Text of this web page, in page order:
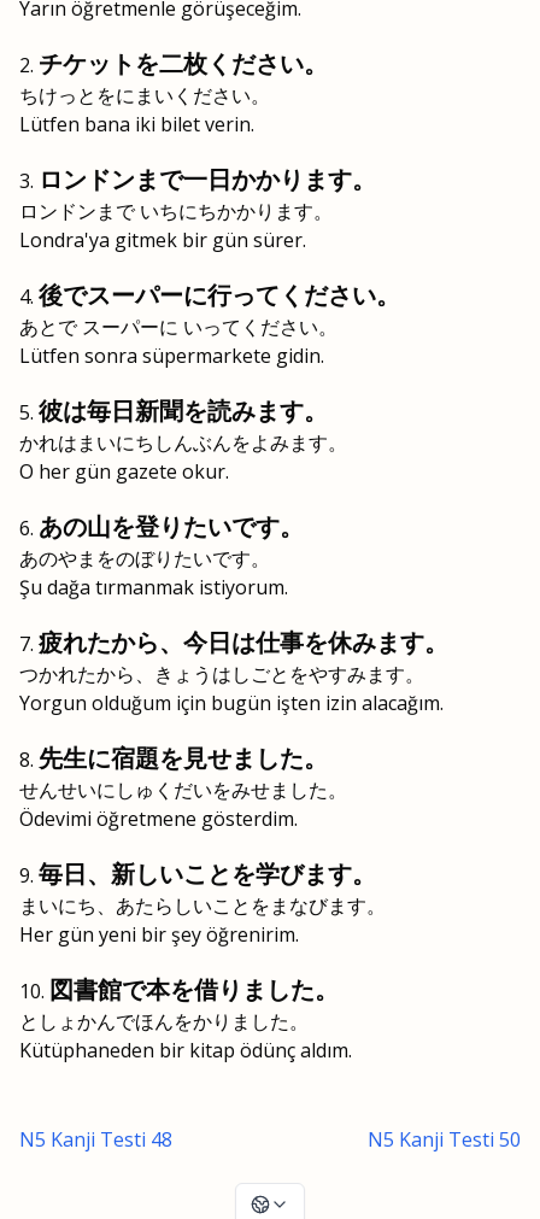
Yarın öğretmenle görüşeceğim.
チケットを二枚ください。
ちけっとをにまいください。
Lütfen bana iki bilet verin.
ロンドンまで一日かかります。
ロンドンまで いちにちかかります。
Londra'ya gitmek bir gün sürer.
後でスーパーに行ってください。
あとで スーパーに いってください。
Lütfen sonra süpermarkete gidin.
彼は毎日新聞を読みます。
かれはまいにちしんぶんをよみます。
O her gün gazete okur.
あの山を登りたいです。
あのやまをのぼりたいです。
Şu dağa tırmanmak istiyorum.
疲れたから、今日は仕事を休みます。
つかれたから、きょうはしごとをやすみます。
Yorgun olduğum için bugün işten izin alacağım.
先生に宿題を見せました。
せんせいにしゅくだいをみせました。
Ödevimi öğretmene gösterdim.
毎日、新しいことを学びます。
まいにち、あたらしいことをまなびます。
Her gün yeni bir şey öğrenirim.
図書館で本を借りました。
としょかんでほんをかりました。
Kütüphaneden bir kitap ödünç aldım.
N5 Kanji Testi 48 N5 Kanji Testi 50